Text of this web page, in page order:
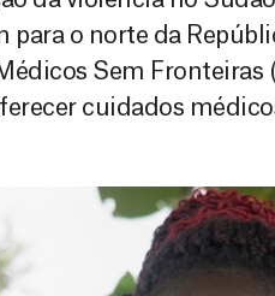
para o norte da
Sem
cuidados